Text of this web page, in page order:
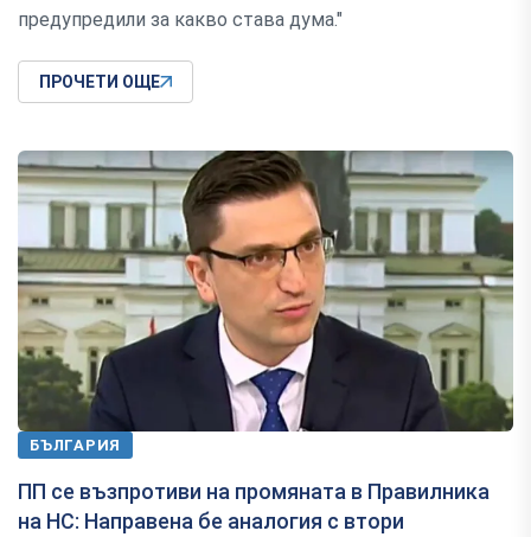
предупредили за какво става дума."
ПРОЧЕТИ ОЩЕ
БЪЛГАРИЯ
ПП се възпротиви на промяната в Правилника
на НС: Направена бе аналогия с втори